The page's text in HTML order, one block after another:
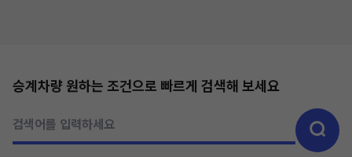
승계차량 원하는 조건으로 빠르게 검색해 보세요
검색어를 입력하세요